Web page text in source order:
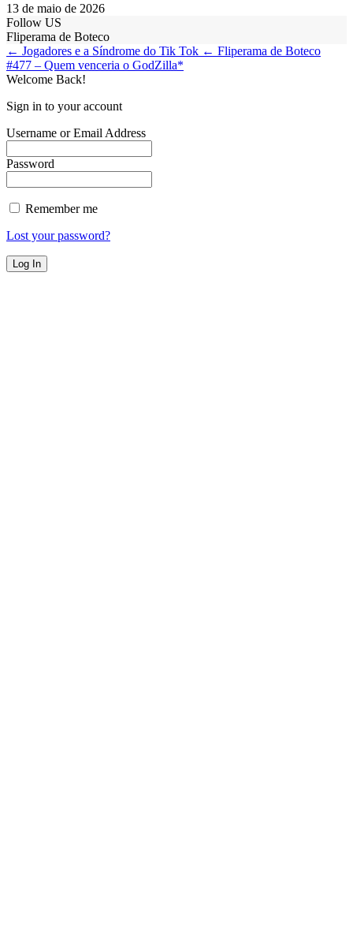
13 de maio de 2026
Follow US
Fliperama de Boteco
← Jogadores e a Síndrome do Tik Tok ← Fliperama de Boteco
#477 – Quem venceria o GodZilla*
Welcome Back!
Sign in to your account
Username or Email Address
Password
Remember me
Lost your password?